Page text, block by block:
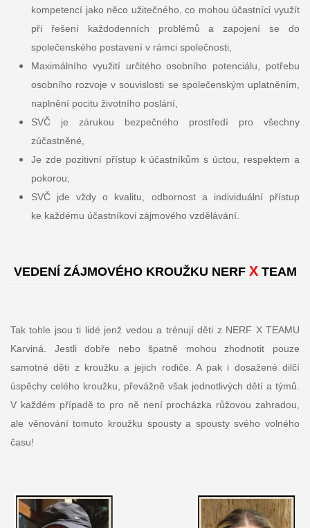
kompetencí jako něco užitečného, co mohou účastníci využít
při řešení každodenních problémů a zapojení se do
společenského postavení v rámci společnosti,
Maximálního využití určitého osobního potenciálu, potřebu
osobního rozvoje v souvislosti se společenským uplatněním,
naplnění pocitu životního poslání,
SVČ je zárukou bezpečného prostředí pro všechny
zúčastněné,
Je zde pozitivní přístup k účastníkům s úctou, respektem a
pokorou,
SVČ jde vždy o kvalitu, odbornost a individuální přístup
ke každému účastníkovi zájmového vzdělávání.
VEDENÍ ZÁJMOVÉHO KROUŽKU NERF XTEAM
Tak tohle jsou ti lidé jenž vedou a trénují děti z NERF X TEAMU
Karviná. Jestli dobře nebo špatně mohou zhodnotit pouze
samotné děti z kroužku a jejich rodiče. A pak i dosažené dilčí
úspěchy celého kroužku, převážně však jednotlivých dětí a týmů.
V každém případě to pro ně není procházka růžovou zahradou,
ale věnování tomuto kroužku spousty a spousty svého volného
času!